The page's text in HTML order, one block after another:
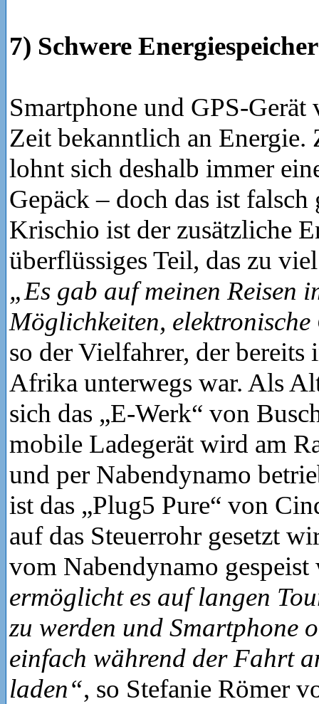
7) Schwere
Smartphone und GPS-
Zeit bekanntlich an Energie.
lohnt sich deshalb immer
Gepäck – doch das ist falsch
Krischio ist der zusätzliche
überflüssiges Teil, das zu
„Es gab auf meinen Reisen
Möglichkeiten,
so der Vielfahrer, der bereits
Afrika unterwegs war. Als
sich das „E‑Werk“ von
mobile Ladegerät wird am
und per Nabendynamo
ist das „Plug5 Pure“ von
auf das Steuerrohr gesetzt
vom Nabendynamo
ermöglicht es auf langen
zu werden und Smartphone
einfach während der Fahrt
laden“, so Stefanie Römer